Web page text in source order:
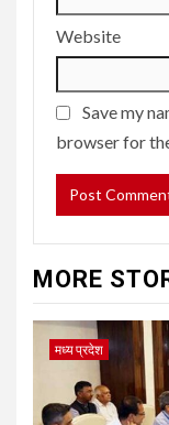
Website
Save my
browser for
MORE
मध्य प्रदेश